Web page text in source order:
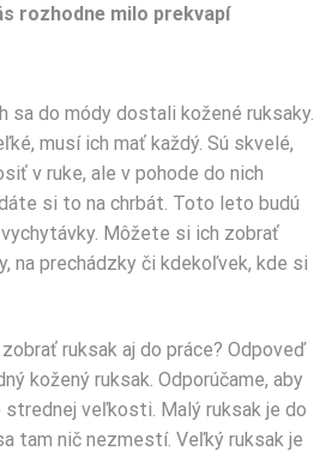
rozhodne milo prekvapí
sa do módy dostali kožené ruksaky.
musí ich mať každý. Sú skvelé,
v ruke, ale v pohode do nich
si to na chrbát. Toto leto budú
Môžete si ich zobrať
na prechádzky či kdekoľvek, kde si
ruksak aj do práce? Odpoveď
kožený ruksak. Odporúčame, aby
veľkosti. Malý ruksak je do
tam nič nezmestí. Veľký ruksak je